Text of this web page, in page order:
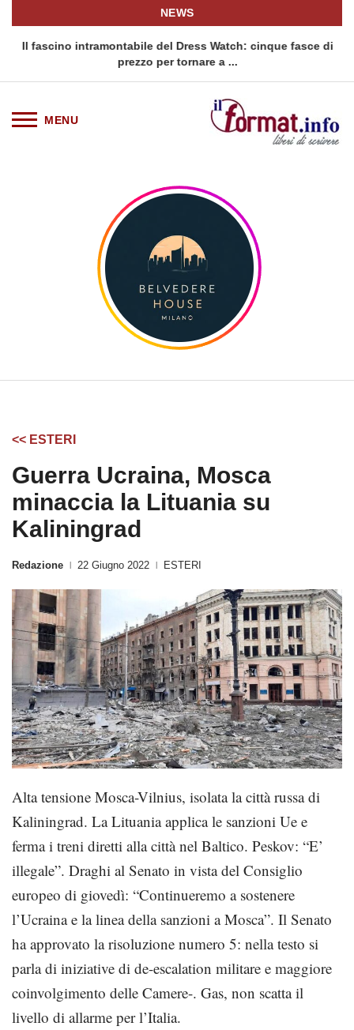
NEWS
Il fascino intramontabile del Dress Watch: cinque fasce di
prezzo per tornare a ...
<< ESTERI
Guerra Ucraina, Mosca
minaccia la Lituania su
Kaliningrad
Redazione 22 Giugno 2022 ESTERI
Alta tensione Mosca-Vilnius, isolata la città russa di
Kaliningrad. La Lituania applica le sanzioni Ue e
ferma i treni diretti alla città nel Baltico. Peskov: “E’
illegale”. Draghi al Senato in vista del Consiglio
europeo di giovedì: “Continueremo a sostenere
l’Ucraina e la linea della sanzioni a Mosca”. Il Senato
ha approvato la risoluzione numero 5: nella testo si
parla di iniziative di de-escalation militare e maggiore
coinvolgimento delle Camere-. Gas, non scatta il
livello di allarme per l’Italia.